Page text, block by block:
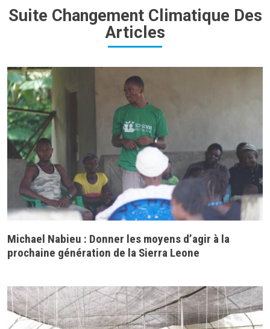
Suite Changement Climatique Des
Articles
Michael Nabieu : Donner les moyens d’agir à la
prochaine génération de la Sierra Leone